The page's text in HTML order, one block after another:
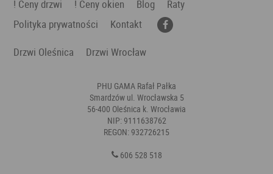
! Ceny drzwi
! Ceny okien Blog
Raty
Polityka prywatności
Kontakt
Drzwi Oleśnica
Drzwi Wrocław
PHU GAMA Rafał Pałka
Smardzów ul. Wrocławska 5
56-400 Oleśnica k. Wrocławia
NIP: 9111638762
REGON: 932726215
606 528 518